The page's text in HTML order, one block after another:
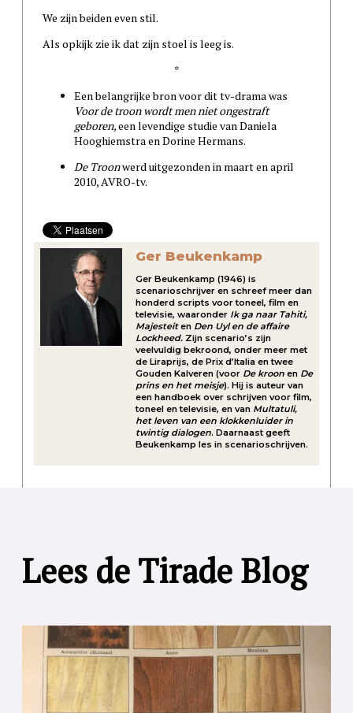
We zijn beiden even stil.
Als opkijk zie ik dat zijn stoel is leeg is.
*
Een belangrijke bron voor dit tv-drama was
Voor de troon wordt men niet ongestraft
geboren,een levendige studie van Daniela
Hooghiemstra en Dorine Hermans.
De Troonwerd uitgezonden in maart en april
2010, AVRO-tv.
Ger Beukenkamp
Ger Beukenkamp (1946) is
scenarioschrijver en schreef meer dan
honderd scripts voor toneel, film en
televisie, waaronder Ik ga naar Tahiti,
Majesteiten Den Uyl en de affaire
Lockheed. Zijn scenario’s zijn
veelvuldig bekroond, onder meer met
de Liraprijs, de Prix d’Italia en twee
Gouden Kalveren (voor De kroon en De
prins en het meisje). Hij is auteur van
een handboek over schrijven voor film,
toneel en televisie, en van Multatuli,
het leven van een klokkenluider in
twintig dialogen. Daarnaast geeft
Beukenkamp les in scenarioschrijven.
Lees de Tirade Blog